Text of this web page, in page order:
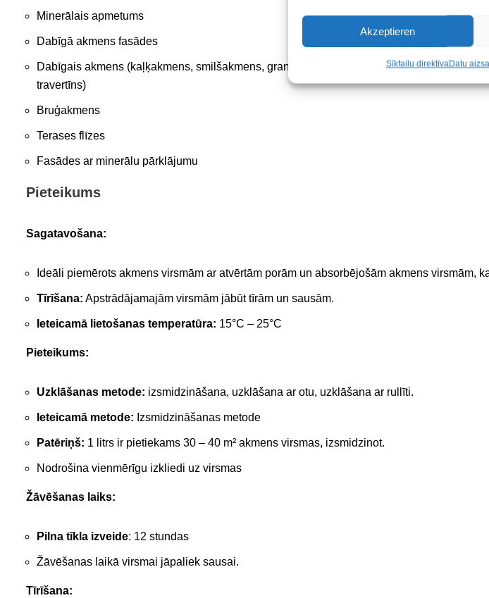
Akzeptieren
Sīkfailu direktīvaDatu
Minerālais apmetums
Dabīgā akmens fasādes
Dabīgais akmens (kaļķakmens, smilšakmens, granīts, marmors, šīferis, kvarcīts,
travertīns)
Bruģakmens
Terases flīzes
Fasādes ar minerālu pārklājumu
Pieteikums
Sagatavošana:
Ideāli piemērots akmens virsmām ar atvērtām porām un absorbējošām akmens virsmām,
Tīrīšana: Apstrādājamajām virsmām jābūt tīrām un sausām.
Ieteicamā lietošanas temperatūra: 15°C – 25°C
Pieteikums:
Uzklāšanas metode: izsmidzināšana, uzklāšana ar otu, uzklāšana ar rullīti.
Ieteicamā metode: Izsmidzināšanas metode
Patēriņš: 1 litrs ir pietiekams 30 – 40 m² akmens virsmas, izsmidzinot.
Nodrošina vienmērīgu izkliedi uz virsmas
Žāvēšanas laiks:
Pilna tīkla izveide: 12 stundas
Žāvēšanas laikā virsmai jāpaliek sausai.
Tīrīšana: